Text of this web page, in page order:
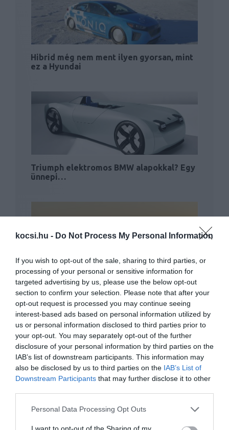
kocsi.hu - Do Not Process My Personal Information
If you wish to opt-out of the sale, sharing to third parties, or
processing of your personal or sensitive information for
targeted advertising by us, please use the below opt-out
section to confirm your selection. Please note that after your
opt-out request is processed you may continue seeing
interest-based ads based on personal information utilized by
us or personal information disclosed to third parties prior to
your opt-out. You may separately opt-out of the further
disclosure of your personal information by third parties on the
IAB’s list of downstream participants. This information may
also be disclosed by us to third parties on the IAB’s List of
Downstream Participants that may further disclose it to other
Please note that this website/app uses one or more Google
not limited to your visit or usage behaviour. You may click to
Personal Data Processing Opt Outs
I want to opt-out of the Sharing of my
Hibrid még nem ment ilyen gyorsan, mint
ez a Hyundai
Triumph elektromos BMW alapokkal? Egy
ünnepi…
A sebességháború folytatódik
Ilyen lesz a Mazda CX-8